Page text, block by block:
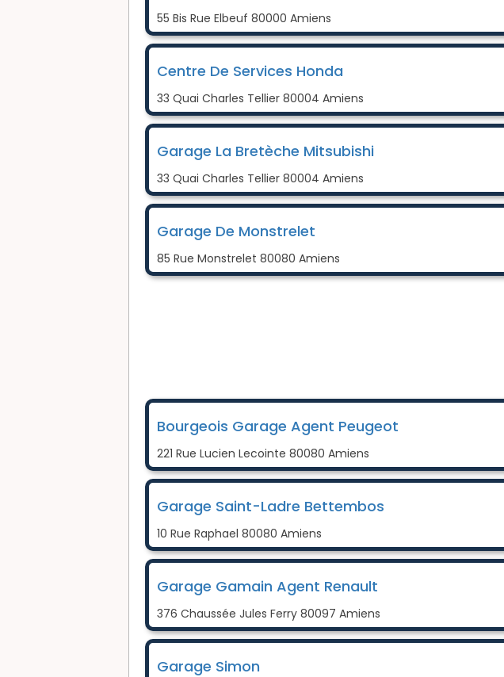
55 Bis Rue Elbeuf 80000 Amiens
Centre De Services Honda
33 Quai Charles Tellier 80004 Amiens
Garage La Bretèche Mitsubishi
33 Quai Charles Tellier 80004 Amiens
Garage De Monstrelet
85 Rue Monstrelet 80080 Amiens
Bourgeois Garage Agent Peugeot
221 Rue Lucien Lecointe 80080 Amiens
Garage Saint-Ladre Bettembos
10 Rue Raphael 80080 Amiens
Garage Gamain Agent Renault
376 Chaussée Jules Ferry 80097 Amiens
Garage Simon